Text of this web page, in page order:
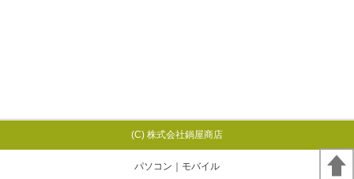
(C) 株式会社鍋屋商店
パソコン ｜モバイル